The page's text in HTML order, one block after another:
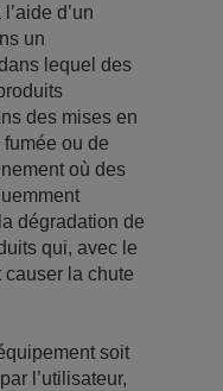
d’un
un
lequel des
des mises en
ou de
où des
dégradation de
qui, avec le
causer la chute
soit
l’utilisateur,